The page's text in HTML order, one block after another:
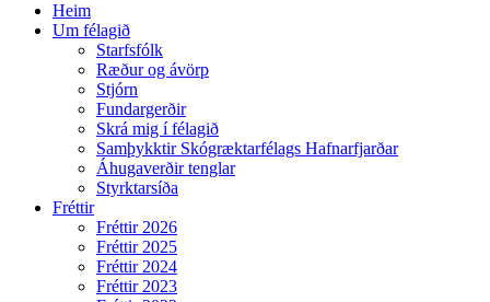
new
window
Heim
Um félagið
Starfsfólk
Ræður og ávörp
Stjórn
Fundargerðir
Skrá mig í félagið
Samþykktir Skógræktarfélags Hafnarfjarðar
Áhugaverðir tenglar
Styrktarsíða
Fréttir
Fréttir 2026
Fréttir 2025
Fréttir 2024
Fréttir 2023